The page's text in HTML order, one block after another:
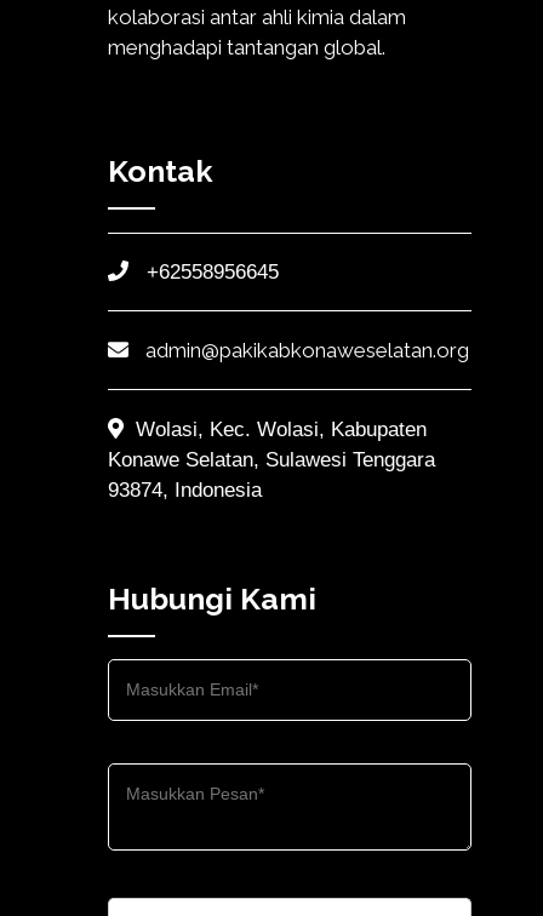
kolaborasi antar ahli kimia dalam
menghadapi tantangan global.
Kontak
+62558956645
admin@pakikabkonaweselatan.org
Wolasi, Kec. Wolasi, Kabupaten
Konawe Selatan, Sulawesi Tenggara
93874, Indonesia
Hubungi Kami